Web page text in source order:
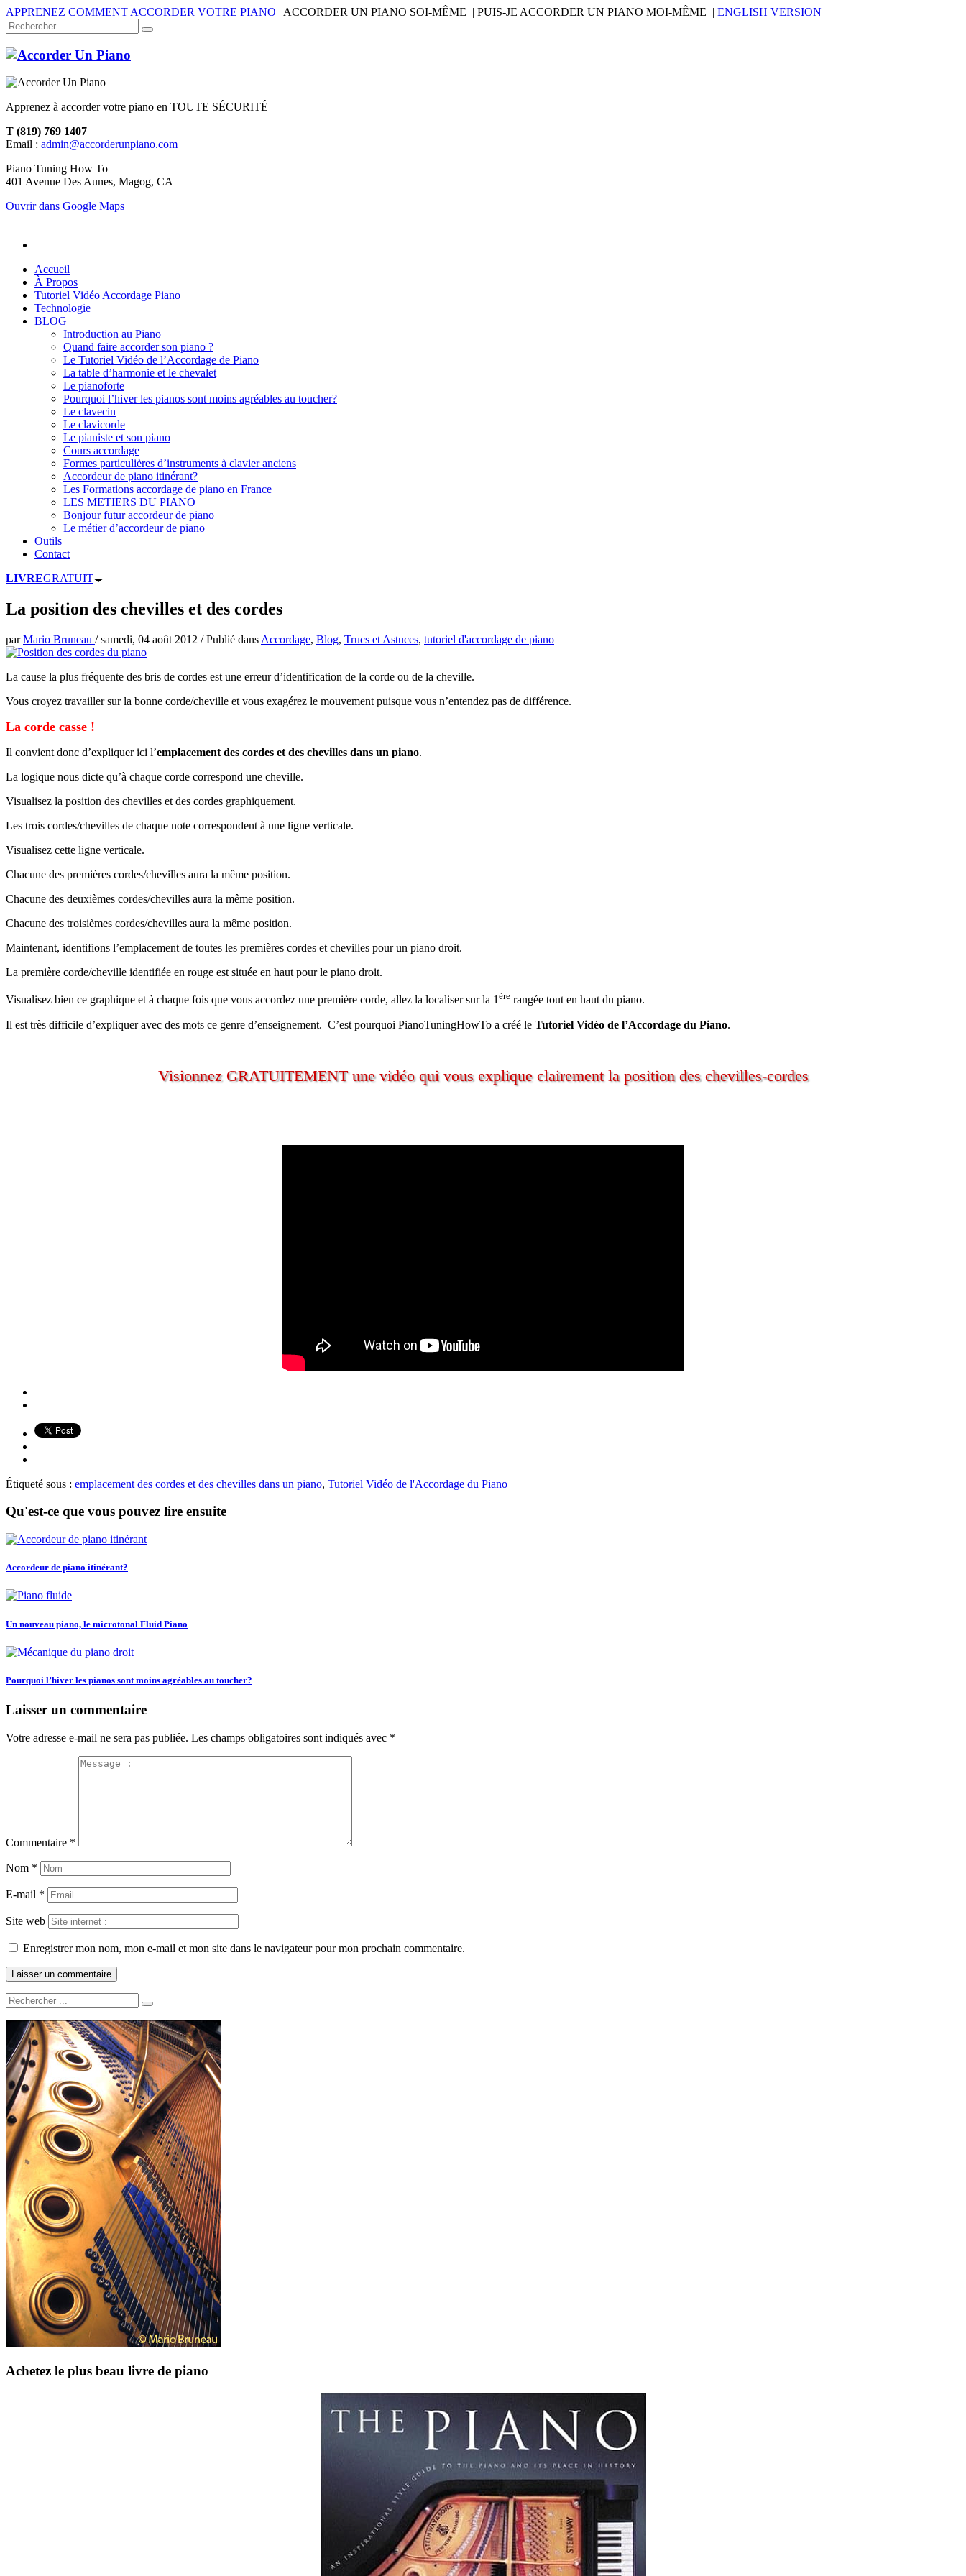
APPRENEZ COMMENT ACCORDER VOTRE PIANO | ACCORDER UN PIANO SOI-MÊME | PUIS-JE ACCORDER UN PIANO MOI-MÊME | ENGLISH VERSION
Apprenez à accorder votre piano en TOUTE SÉCURITÉ
T (819) 769 1407
Email : admin@accorderunpiano.com
Piano Tuning How To
401 Avenue Des Aunes, Magog, CA
Ouvrir dans Google Maps
Accueil
À Propos
Tutoriel Vidéo Accordage Piano
Technologie
BLOG
Introduction au Piano
Quand faire accorder son piano ?
Le Tutoriel Vidéo de l’Accordage de Piano
La table d’harmonie et le chevalet
Le pianoforte
Pourquoi l’hiver les pianos sont moins agréables au toucher?
Le clavecin
Le clavicorde
Le pianiste et son piano
Cours accordage
Formes particulières d’instruments à clavier anciens
Accordeur de piano itinérant?
Les Formations accordage de piano en France
LES METIERS DU PIANO
Bonjour futur accordeur de piano
Le métier d’accordeur de piano
Outils
Contact
LIVREGRATUIT
La position des chevilles et des cordes
parMario Bruneau /samedi, 04 août 2012 /Publié dans Accordage, Blog, Trucs et Astuces, tutoriel d'accordage de piano
La cause la plus fréquente des bris de cordes est une erreur d’identification de la corde ou de la cheville.
Vous croyez travailler sur la bonne corde/cheville et vous exagérez le mouvement puisque vous n’entendez pas de différence.
La corde casse !
Il convient donc d’expliquer ici l’emplacement des cordes et des chevilles dans un piano.
La logique nous dicte qu’à chaque corde correspond une cheville.
Visualisez la position des chevilles et des cordes graphiquement.
Les trois cordes/chevilles de chaque note correspondent à une ligne verticale.
Visualisez cette ligne verticale.
Chacune des premières cordes/chevilles aura la même position.
Chacune des deuxièmes cordes/chevilles aura la même position.
Chacune des troisièmes cordes/chevilles aura la même position.
Maintenant, identifions l’emplacement de toutes les premières cordes et chevilles pour un piano droit.
La première corde/cheville identifiée en rouge est située en haut pour le piano droit.
Visualisez bien ce graphique et à chaque fois que vous accordez une première corde, allez la localiser sur la 1ère rangée tout en haut du piano.
Il est très difficile d’expliquer avec des mots ce genre d’enseignement. C’est pourquoi PianoTuningHowTo a créé le Tutoriel Vidéo de l’Accordage du Piano.
Visionnez GRATUITEMENT une vidéo qui vous explique clairement la position des chevilles-cordes
Étiqueté sous : emplacement des cordes et des chevilles dans un piano, Tutoriel Vidéo de l'Accordage du Piano
Qu'est-ce que vous pouvez lire ensuite
Accordeur de piano itinérant?
Un nouveau piano, le microtonal Fluid Piano
Pourquoi l’hiver les pianos sont moins agréables au toucher?
Laisser un commentaire
Votre adresse e-mail ne sera pas publiée. Les champs obligatoires sont indiqués avec *
Commentaire *
Nom *
E-mail *
Site web
Enregistrer mon nom, mon e-mail et mon site dans le navigateur pour mon prochain commentaire.
Achetez le plus beau livre de piano